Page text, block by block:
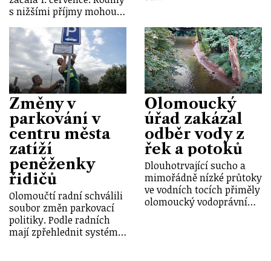
s nižšími příjmy mohou…
Změny v
parkování v
centru města
zatíží
peněženky
řidičů
Olomoučtí radní schválili
soubor změn parkovací
politiky. Podle radních
mají zpřehlednit systém…
Olomoucký
úřad zakázal
odběr vody z
řek a potoků
Dlouhotrvající sucho a
mimořádně nízké průtoky
ve vodních tocích přiměly
olomoucký vodoprávní…